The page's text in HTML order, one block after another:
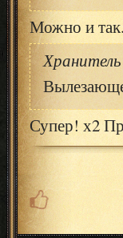
Можно и так.
Супер! х2